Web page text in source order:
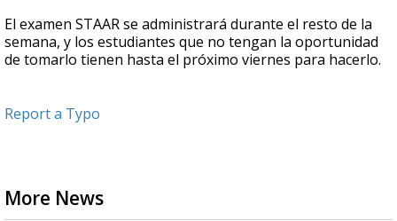
El examen STAAR se administrará durante el resto de la
semana, y los estudiantes que no tengan la oportunidad
de tomarlo tienen hasta el próximo viernes para hacerlo.
Report a Typo
More News